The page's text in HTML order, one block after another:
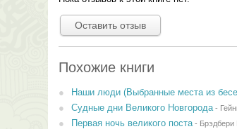
Оставить отзыв
Похожие книги
Наши люди (Выбранные места из
Судные дни Великого Новгорода-
Первая ночь великого поста- Брэдбери